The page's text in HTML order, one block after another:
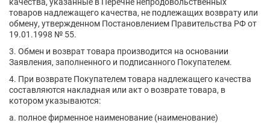
товаров надлежащего качества, не подлежащих возврату или
обмену, утвержденном Постановлением Правительства РФ от
19.01.1998 № 55.
3. Обмен и возврат товара производится на основании
Заявления, заполненного и подписанного Покупателем.
4. При возврате Покупателем товара надлежащего качества
составляются накладная или акт о возврате товара, в
котором указываются:
a. полное фирменное наименование (наименование)